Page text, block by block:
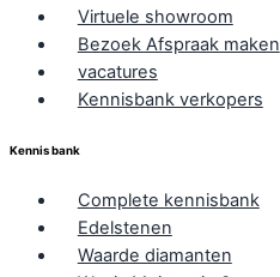
Virtuele showroom
Bezoek Afspraak maken
vacatures
Kennisbank verkopers
Kennis bank
Complete kennisbank
Edelstenen
Waarde diamanten